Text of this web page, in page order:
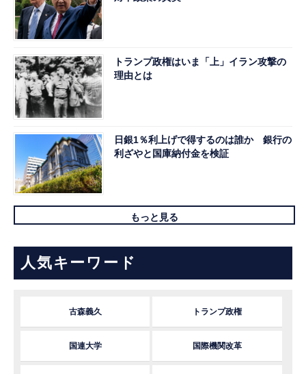
トランプ政権はいま「上」イラン攻撃の
理由とは
日銀1％利上げで得するのは誰か 銀行の
利ざやと国庫納付金を検証
もっと見る
人気キーワード
古森義久 トランプ政権
国連大学 国際機関改革